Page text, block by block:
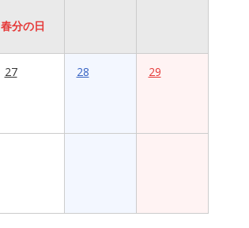
春分の日
27 28 29